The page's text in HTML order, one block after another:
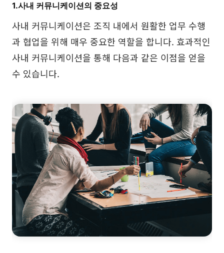
AI
창의성 & 다이어그램
AI 플로우차트
AI 사용자 여정 지도
AI 피시본 다이어그램
계획 & 처리
AI 비즈니스 모델 캔버스
AI SWOT 분석
AI 가치 사슬 분석
1.사내 커뮤니케이션의 중요성
사내 커뮤니케이션은 조직 내에서 원활한 업무 수행
과 협업을 위해 매우 중요한 역할을 합니다. 효과적인
사내 커뮤니케이션을 통해 다음과 같은 이점을 얻을
수 있습니다.